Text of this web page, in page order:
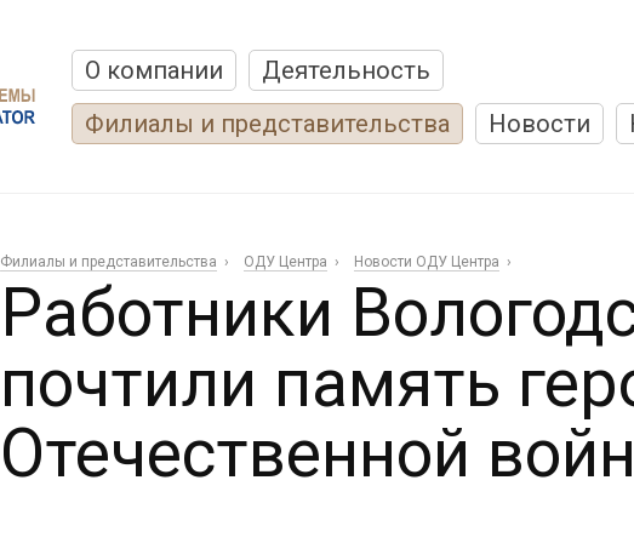
О компании
Деятельность
Филиалы и представительства
Новости
Филиалы и представительства ОДУ Центра Новости ОДУ Центра
Работники
почтили память
Отечественной